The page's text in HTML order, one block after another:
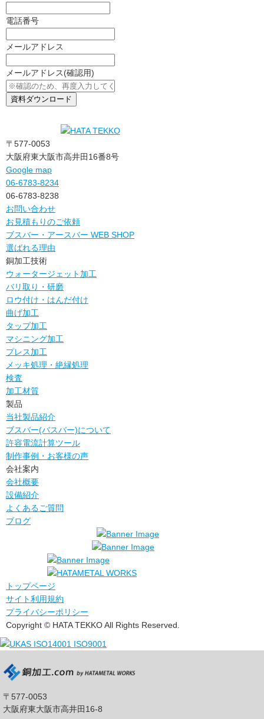
電話番号
メールアドレス
メールアドレス(確認用)
〒577-0053
大阪府東大阪市高井田16番8号
Google map
06-6783-8234
06-6783-8238
お問い合わせ
お見積もりのご依頼
ブスバー・アースバー WEB SHOP
選ばれる理由
銅加工技術
ウォータージェット加工
バリ取り・研磨
ロウ付け・はんだ付け
曲げ加工
タップ加工
マシニング加工
プレス加工
メッキ処理・絶縁処理
検査
加工材質
製品
当社製品紹介
ブスバー(バスバー)について
許容電流計算ツール
制作事例・お客様の声
会社案内
会社概要
設備紹介
よくあるご質問
ブログ
トップページ
サイト利用規約
プライバシーポリシー
Copyright © HATA TEKKO All Rights Reserved.
〒577-0053
大阪府東大阪市高井田16-8